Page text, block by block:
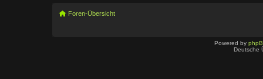
Foren-Übersicht
Powered by
Deutsche